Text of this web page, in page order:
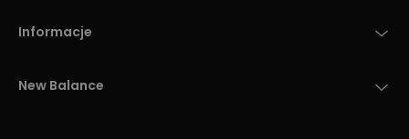
Informacje
New Balance